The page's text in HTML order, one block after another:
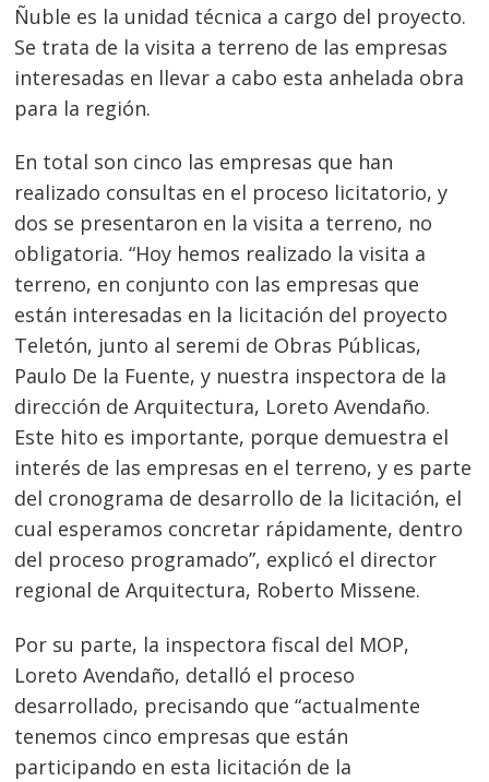
Ñuble es la unidad técnica a cargo del proyecto.
Se trata de la visita a terreno de las empresas
interesadas en llevar a cabo esta anhelada obra
para la región.
En total son cinco las empresas que han
realizado consultas en el proceso licitatorio, y
dos se presentaron en la visita a terreno, no
obligatoria. “Hoy hemos realizado la visita a
terreno, en conjunto con las empresas que
están interesadas en la licitación del proyecto
Teletón, junto al seremi de Obras Públicas,
Paulo De la Fuente, y nuestra inspectora de la
dirección de Arquitectura, Loreto Avendaño.
Este hito es importante, porque demuestra el
interés de las empresas en el terreno, y es parte
del cronograma de desarrollo de la licitación, el
cual esperamos concretar rápidamente, dentro
del proceso programado”, explicó el director
regional de Arquitectura, Roberto Missene.
Por su parte, la inspectora fiscal del MOP,
Loreto Avendaño, detalló el proceso
desarrollado, precisando que “actualmente
tenemos cinco empresas que están
participando en esta licitación de la